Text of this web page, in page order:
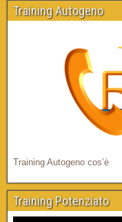
Training Autogeno
Training Autogeno cos’è
Training Potenziato